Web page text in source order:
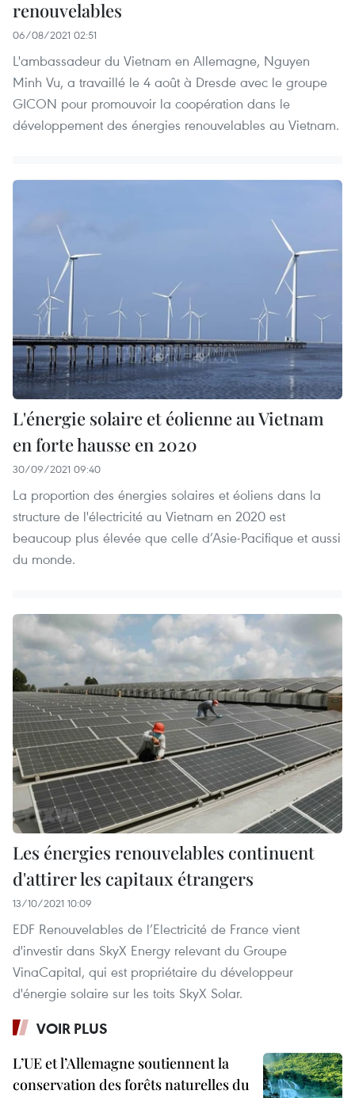
renouvelables
06/08/2021 02:51
L'ambassadeur du Vietnam en Allemagne, Nguyen
Minh Vu, a travaillé le 4 août à Dresde avec le groupe
GICON pour promouvoir la coopération dans le
développement des énergies renouvelables au Vietnam.
L'énergie solaire et éolienne au Vietnam
en forte hausse en 2020
30/09/2021 09:40
La proportion des énergies solaires et éoliens dans la
structure de l'électricité au Vietnam en 2020 est
beaucoup plus élevée que celle d’Asie-Pacifique et aussi
du monde.
Les énergies renouvelables continuent
d'attirer les capitaux étrangers
13/10/2021 10:09
EDF Renouvelables de l’Electricité de France vient
d'investir dans SkyX Energy relevant du Groupe
VinaCapital, qui est propriétaire du développeur
d'énergie solaire sur les toits SkyX Solar.
VOIR PLUS
L’UE et l’Allemagne soutiennent la
conservation des forêts naturelles du